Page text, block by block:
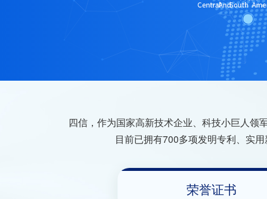
四信，作为国家高新技术企业、科技小巨人领
目前已拥有700多项发明专利、实
荣誉证书